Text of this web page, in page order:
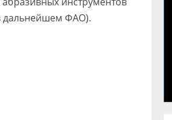
дальнейшем ФАО).